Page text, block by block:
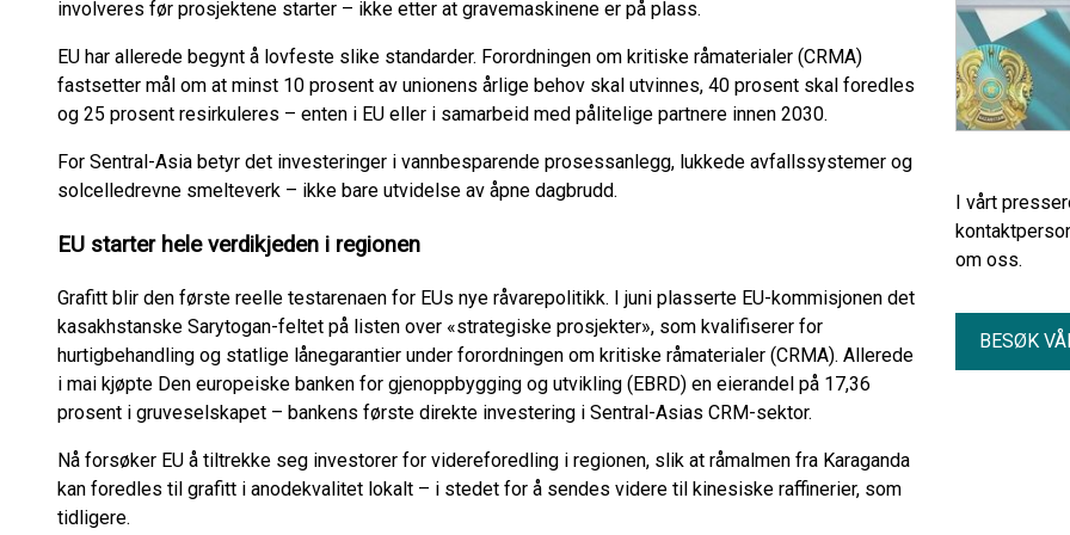
involveres før prosjektene starter – ikke etter at gravemaskinene er på plass.
EU har allerede begynt å lovfeste slike standarder. Forordningen om kritiske råmaterialer (CRMA)
fastsetter mål om at minst 10 prosent av unionens årlige behov skal utvinnes, 40 prosent skal foredles
og 25 prosent resirkuleres – enten i EU eller i samarbeid med pålitelige partnere innen 2030.
For Sentral-Asia betyr det investeringer i vannbesparende prosessanlegg, lukkede avfallssystemer og
solcelledrevne smelteverk – ikke bare utvidelse av åpne dagbrudd.
EU starter hele verdikjeden i regionen
Grafitt blir den første reelle testarenaen for EUs nye råvarepolitikk. I juni plasserte EU-kommisjonen det
kasakhstanske Sarytogan-feltet på listen over «strategiske prosjekter», som kvalifiserer for
hurtigbehandling og statlige lånegarantier under forordningen om kritiske råmaterialer (CRMA). Allerede
i mai kjøpte Den europeiske banken for gjenoppbygging og utvikling (EBRD) en eierandel på 17,36
prosent i gruveselskapet – bankens første direkte investering i Sentral-Asias CRM-sektor.
Nå forsøker EU å tiltrekke seg investorer for videreforedling i regionen, slik at råmalmen fra Karaganda
kan foredles til grafitt i anodekvalitet lokalt – i stedet for å sendes videre til kinesiske raffinerier, som
tidligere.
I vårt
om oss.
BESØK